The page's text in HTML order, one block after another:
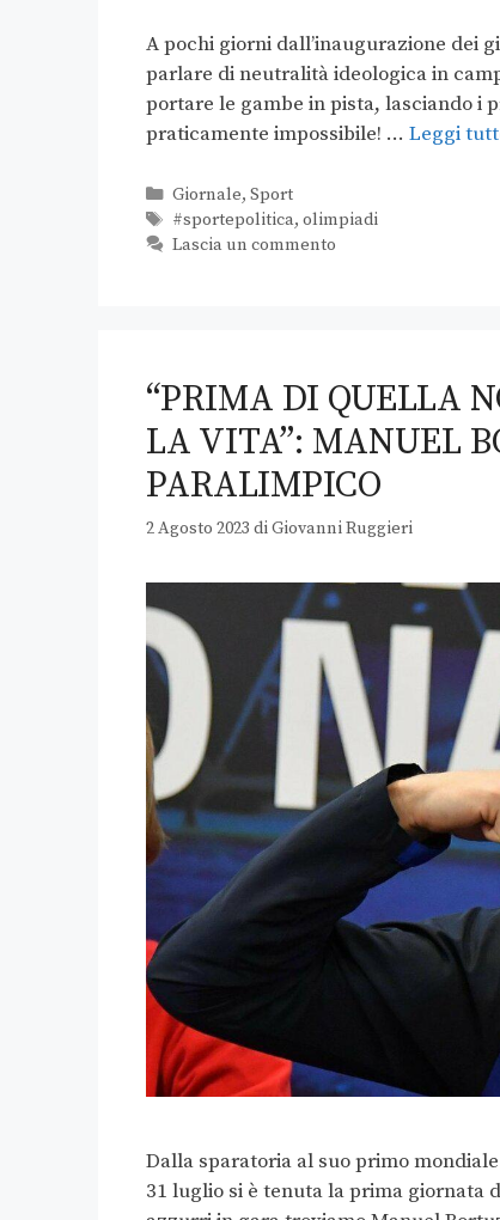
A pochi giorni dall’inaugurazione dei
parlare di neutralità ideologica in
portare le gambe in pista, lasciando i
praticamente impossibile! … Leggi
Giornale, Sport
#sportepolitica, olimpiadi
Lascia un commento
“PRIMA DI QUELLA
LA VITA”: MANUEL
PARALIMPICO
2 Agosto 2023 diGiovanni Ruggieri
Dalla sparatoria al suo primo
31 luglio si è tenuta la prima giornata